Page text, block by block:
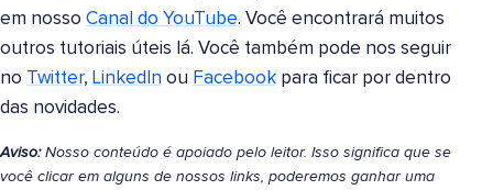
em nosso Canal do YouTube. Você encontrará muitos
outros tutoriais úteis lá. Você também pode nos seguir
no Twitter, LinkedIn ou Facebook para ficar por dentro
das novidades.
Aviso:Nosso conteúdo é apoiado pelo leitor. Isso significa que se
você clicar em alguns de nossos links, poderemos ganhar uma